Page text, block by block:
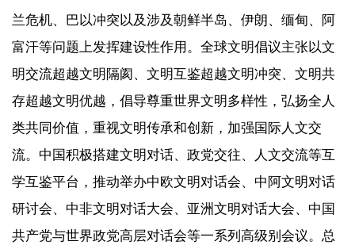
兰危机、巴以冲突以及涉及朝鲜半岛、伊朗、缅甸、阿
富汗等问题上发挥建设性作用。全球文明倡议主张以文
明交流超越文明隔阂、文明互鉴超越文明冲突、文明共
存超越文明优越，倡导尊重世界文明多样性，弘扬全人
类共同价值，重视文明传承和创新，加强国际人文交
流。中国积极搭建文明对话、政党交往、人文交流等互
学互鉴平台，推动举办中欧文明对话会、中阿文明对话
研讨会、中非文明对话大会、亚洲文明对话大会、中国
共产党与世界政党高层对话会等一系列高级别会议。总